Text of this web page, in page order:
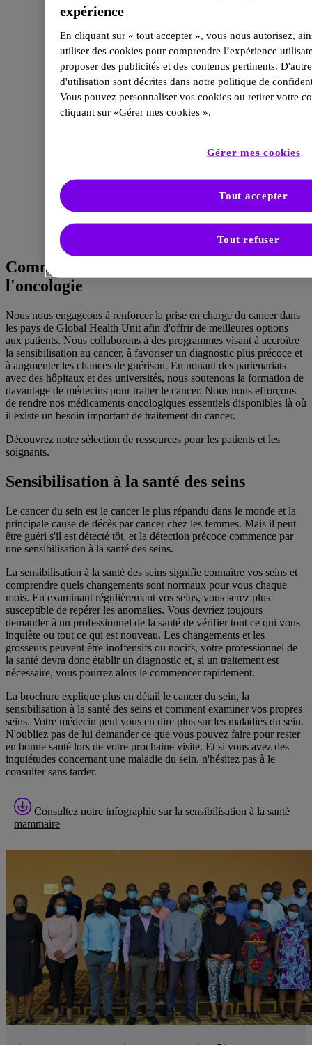
Comment nous
l'oncologie
Nous nous engageons à renforcer la prise en charge du cancer dans
les pays de Global Health Unit afin d'offrir de meilleures options
aux patients. Nous collaborons à des programmes visant à accroître
la sensibilisation au cancer, à favoriser un diagnostic plus précoce et
à augmenter les chances de guérison. En nouant des partenariats
avec des hôpitaux et des universités, nous soutenons la formation de
davantage de médecins pour traiter le cancer. Nous nous efforçons
de rendre nos médicaments oncologiques essentiels disponibles là où
il existe un besoin important de traitement du cancer.
Découvrez notre sélection de ressources pour les patients et les
soignants.
Sensibilisation à la santé des seins
Le cancer du sein est le cancer le plus répandu dans le monde et la
principale cause de décès par cancer chez les femmes. Mais il peut
être guéri s'il est détecté tôt, et la détection précoce commence par
une sensibilisation à la santé des seins.
La sensibilisation à la santé des seins signifie connaître vos seins et
comprendre quels changements sont normaux pour vous chaque
mois. En examinant régulièrement vos seins, vous serez plus
susceptible de repérer les anomalies. Vous devriez toujours
demander à un professionnel de la santé de vérifier tout ce qui vous
inquiète ou tout ce qui est nouveau. Les changements et les
grosseurs peuvent être inoffensifs ou nocifs, votre professionnel de
la santé devra donc établir un diagnostic et, si un traitement est
nécessaire, vous pourrez alors le commencer rapidement.
La brochure explique plus en détail le cancer du sein, la
sensibilisation à la santé des seins et comment examiner vos propres
seins. Votre médecin peut vous en dire plus sur les maladies du sein.
N'oubliez pas de lui demander ce que vous pouvez faire pour rester
en bonne santé lors de votre prochaine visite. Et si vous avez des
inquiétudes concernant une maladie du sein, n'hésitez pas à le
consulter sans tarder.
Consultez notre infographie sur la sensibilisation à la santé
mammaire
expérience
En cliquant sur « tout accepter », vous nous autorisez,
utiliser des cookies pour comprendre l’expérience
proposer des publicités et des contenus pertinents.
d'utilisation sont décrites dans notre politique de
Vous pouvez personnaliser vos cookies ou retirer votre
cliquant sur «Gérer mes cookies ».
Gérer mes cookies
Tout refuser
Tout accepter